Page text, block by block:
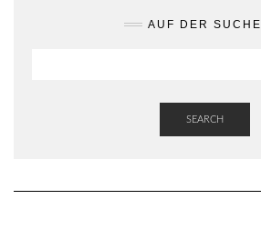
AUF DER SUCHE
SEARCH